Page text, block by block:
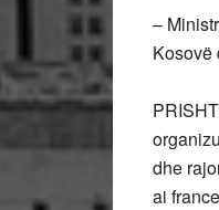
–
Kosovë
dhe
ai